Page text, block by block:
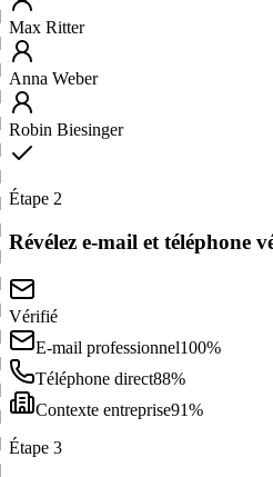
Max Ritter
Anna Weber
Robin Biesinger
Étape 2
Révélez e-mail et téléphone
Vérifié
E-mail professionnel100%
Téléphone direct88%
Contexte entreprise91%
Étape 3